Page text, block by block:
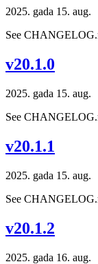
2025. gada 15. aug.
See
v20.1.0
2025. gada 15. aug.
See
v20.1.1
2025. gada 15. aug.
See
v20.1.2
2025. gada 16. aug.